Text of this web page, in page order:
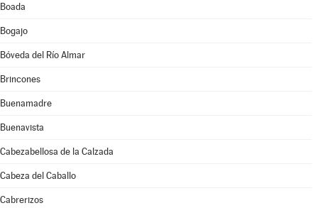
Boada
Bogajo
Bóveda del Río Almar
Brincones
Buenamadre
Buenavista
Cabezabellosa de la Calzada
Cabeza del Caballo
Cabrerizos